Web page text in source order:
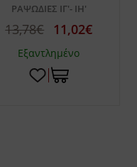
ΡΑΨΩΔΙΕΣ ΙΓ'- ΙΗ'
13,78€ 11,02€
Εξαντλημένο